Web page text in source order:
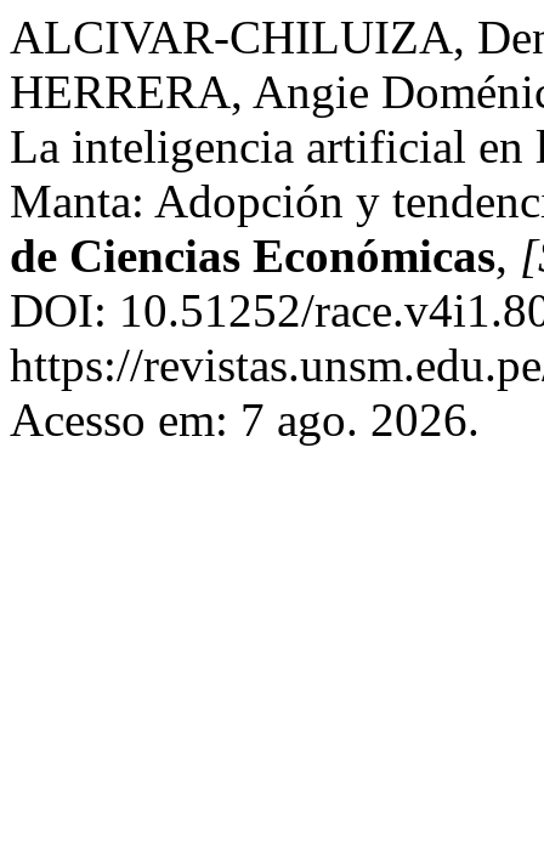
ALCIVAR-CHILUIZA,
HERRERA, Angie
La inteligencia artificial en
Manta: Adopción y
de Ciencias Económicas,
DOI: 10.51252/
https://
Acesso em: 7 ago. 2026.